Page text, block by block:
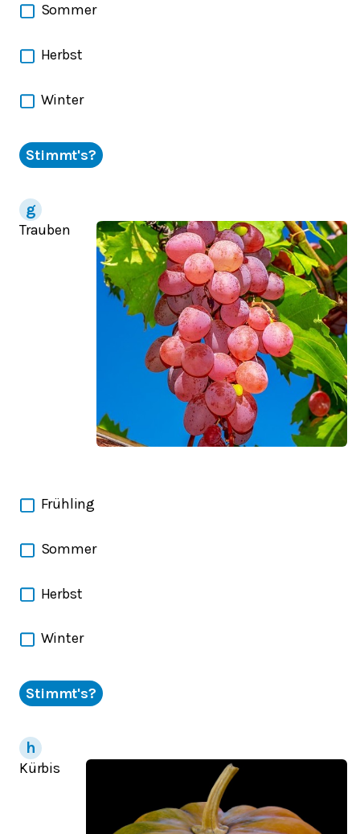
Sommer
Herbst
Winter
Stimmt's?
Trauben
Frühling
Sommer
Herbst
Winter
Stimmt's?
Kürbis